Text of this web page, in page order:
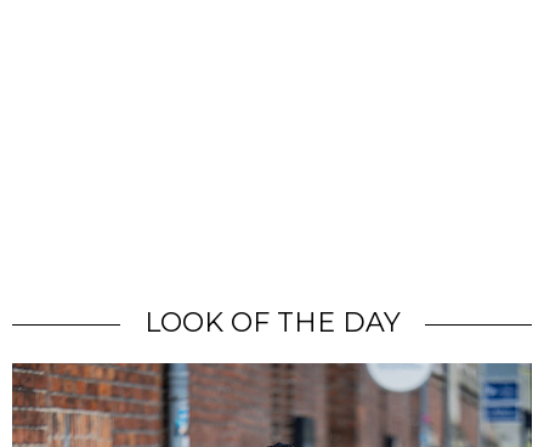
LOOK OF THE DAY